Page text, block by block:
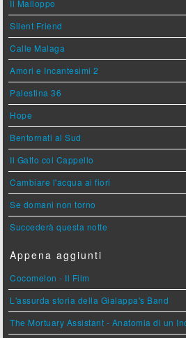
Il Malloppo
Silent Friend
Calle Malaga
Amori e Incantesimi 2
Palestina 36
Hope
Bentornati al Sud
Il Gatto col Cappello
Cambiare l'acqua ai fiori
Se domani non torno
Succederà questa notte
Appena aggiunti
Cocomelon - Il Film
L'assurda storia della Gialappa's Band
The Mortuary Assistant - Anatomia di un